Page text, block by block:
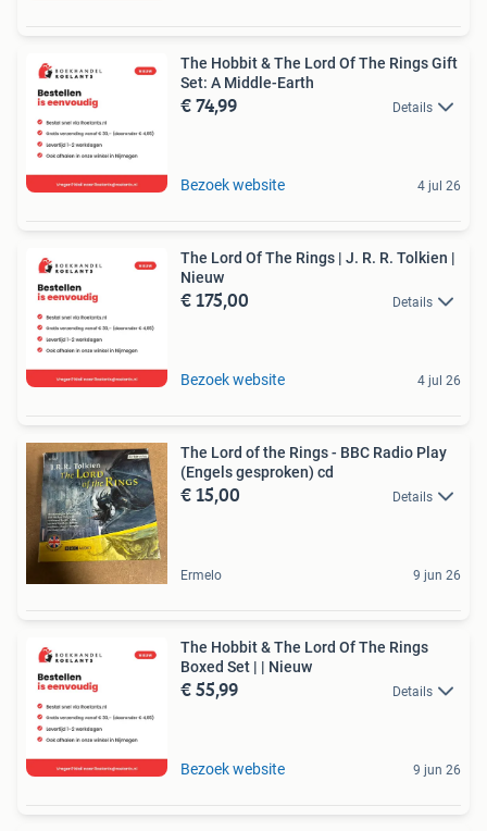
The Hobbit & The Lord Of The Rings Gift
Set: A Middle-Earth
€ 74,99 Details
Bezoek website 4 jul 26
The Lord Of The Rings | J. R. R. Tolkien |
Nieuw
€ 175,00 Details
Bezoek website 4 jul 26
The Lord of the Rings - BBC Radio Play
(Engels gesproken) cd
€ 15,00 Details
Ermelo 9 jun 26
The Hobbit & The Lord Of The Rings
Boxed Set | | Nieuw
€ 55,99 Details
Bezoek website 9 jun 26